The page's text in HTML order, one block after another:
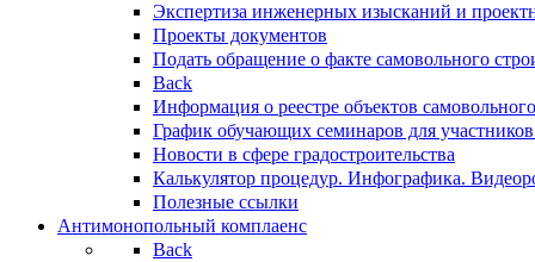
Экспертиза инженерных изысканий и
Проекты документов
Подать обращение о факте самовольного
Back
Информация о реестре объектов
График обучающих семинаров для участников
Новости в сфере градостроительства
Калькулятор процедур. Инфографика.
Полезные ссылки
Антимонопольный комплаенс
Back